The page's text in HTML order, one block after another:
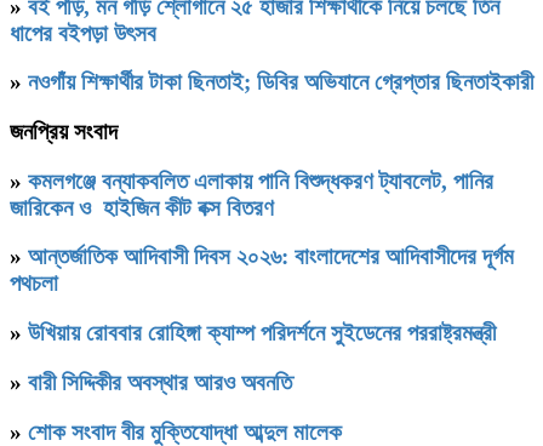
» বই পড়ি, মন গড়ি শ্লোগানে ২৫ হাজার শিক্ষার্থীকে নিয়ে চলছে তিন
ধাপের বইপড়া উৎসব
» নওগাঁয় শিক্ষার্থীর টাকা ছিনতাই; ডিবির অভিযানে গ্রেপ্তার ছিনতাইকারী
জনপ্রিয় সংবাদ
» কমলগঞ্জে বন্যাকবলিত এলাকায় পানি বিশুদ্ধকরণ ট্যাবলেট, পানির
জারিকেন ও হাইজিন কীট বক্স বিতরণ
» আন্তর্জাতিক আদিবাসী দিবস ২০২৬: বাংলাদেশের আদিবাসীদের দূর্গম
পথচলা
» উখিয়ায় রোববার রোহিঙ্গা ক্যাম্প পরিদর্শনে সুইডেনের পররাষ্ট্রমন্ত্রী
» বারী সিদ্দিকীর অবস্থার আরও অবনতি
» শোক সংবাদ বীর মুক্তিযোদ্ধা আব্দুল মালেক